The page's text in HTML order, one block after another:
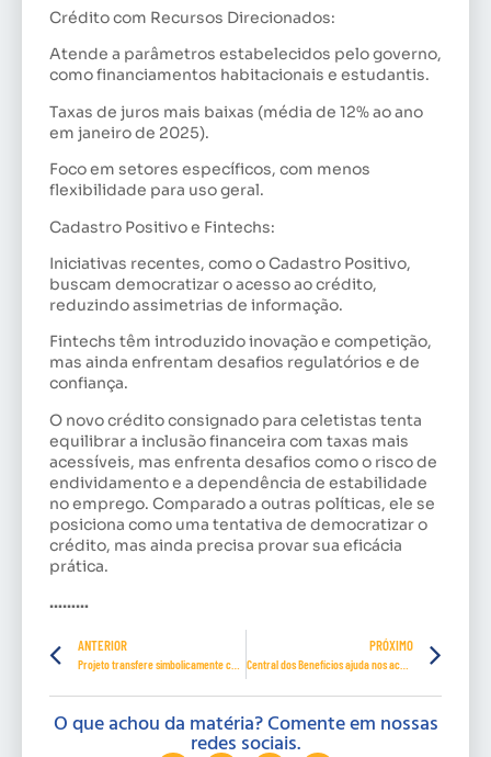
Crédito com Recursos Direcionados:
Atende a parâmetros estabelecidos pelo governo,
como financiamentos habitacionais e estudantis.
Taxas de juros mais baixas (média de 12% ao ano
em janeiro de 2025).
Foco em setores específicos, com menos
flexibilidade para uso geral.
Cadastro Positivo e Fintechs:
Iniciativas recentes, como o Cadastro Positivo,
buscam democratizar o acesso ao crédito,
reduzindo assimetrias de informação.
Fintechs têm introduzido inovação e competição,
mas ainda enfrentam desafios regulatórios e de
confiança.
O novo crédito consignado para celetistas tenta
equilibrar a inclusão financeira com taxas mais
acessíveis, mas enfrenta desafios como o risco de
endividamento e a dependência de estabilidade
no emprego. Comparado a outras políticas, ele se
posiciona como uma tentativa de democratizar o
crédito, mas ainda precisa provar sua eficácia
prática.
………
ANTERIOR PRÓXIMO
Central dos Benefícios ajuda nos acordos coletivos
O que achou da matéria? Comente em nossas
redes sociais.